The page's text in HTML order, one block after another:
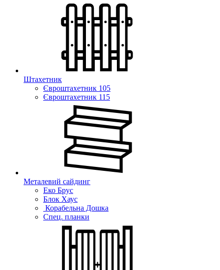
Штахетник
Євроштахетник 105
Євроштахетник 115
Металевий сайдинг
Еко Брус
Блок Хаус
Корабельна Дошка
Спец. планки